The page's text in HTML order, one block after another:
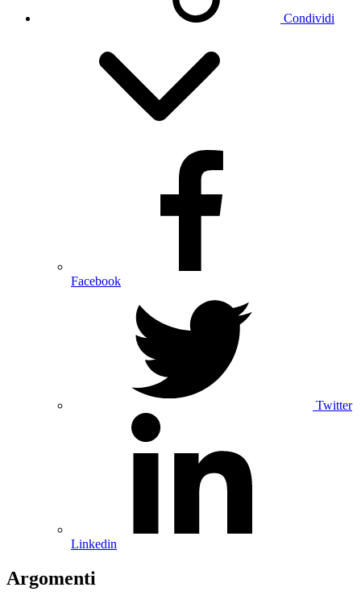
Condividi
Facebook
Twitter
Linkedin
Argomenti